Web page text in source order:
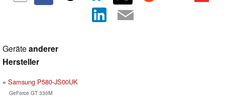
Geräteanderer
Hersteller
Samsung P580-JS00UK
GeForce GT 330M